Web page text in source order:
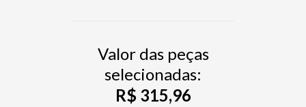
Valor das peças
selecionadas:
R$ 315,96